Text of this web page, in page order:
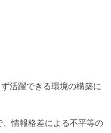
活躍できる環境の構築に
情報格差による不平等の